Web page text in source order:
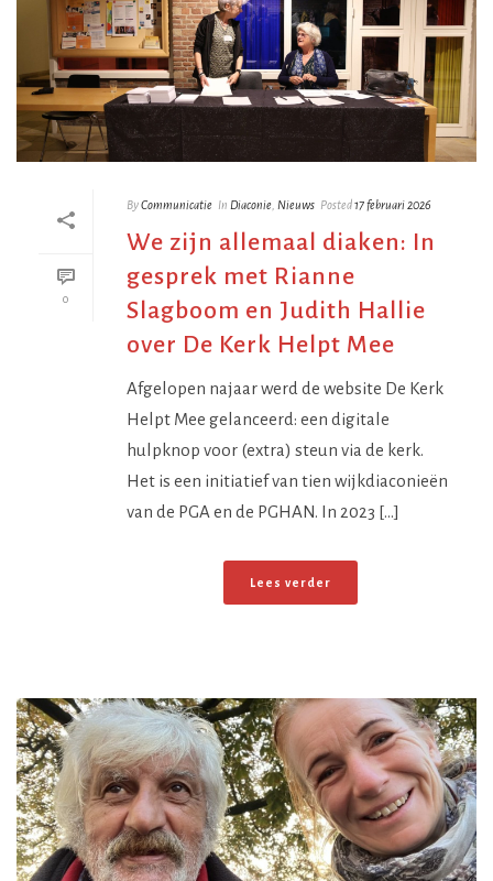
0
ByCommunicatie In Diaconie Nieuws Posted17 februari 2026
We zijn allemaal diaken: In
gesprek met Rianne
Slagboom en Judith Hallie
over De Kerk Helpt Mee
Afgelopen najaar werd de website De Kerk
Helpt Mee gelanceerd: een digitale
hulpknop voor (extra) steun via de kerk.
Het is een initiatief van tien wijkdiaconieën
van de PGA en de PGHAN. In 2023 [...]
Lees verder